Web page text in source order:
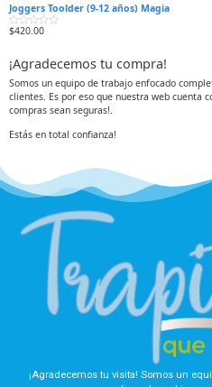
e
5
o
e
n
0
5
l
o
r
a
e
n
0
d
e
5
Joggers Toolder (9-12 años) Magia
V
o
r
a
d
o
n
d
e
$420.00
¡Agradecemos tu compra!
Somos un equipo de trabajo enfocado
clientes. Es por eso que nuestra web cuenta
compras sean seguras!.
Estás en total confianza!
¡Agradecemos tu visita! Somos un